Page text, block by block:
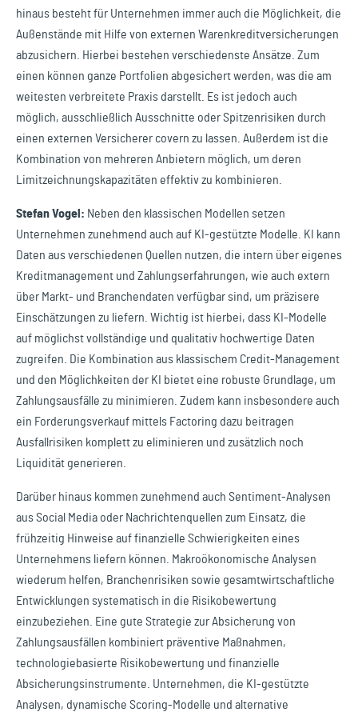
hinaus besteht für Unternehmen immer auch die Möglichkeit, die
Außenstände mit Hilfe von externen Warenkreditversicherungen
abzusichern. Hierbei bestehen verschiedenste Ansätze. Zum
einen können ganze Portfolien abgesichert werden, was die am
weitesten verbreitete Praxis darstellt. Es ist jedoch auch
möglich, ausschließlich Ausschnitte oder Spitzenrisiken durch
einen externen Versicherer covern zu lassen. Außerdem ist die
Kombination von mehreren Anbietern möglich, um deren
Limitzeichnungskapazitäten effektiv zu kombinieren.
Stefan Vogel: Neben den klassischen Modellen setzen
Unternehmen zunehmend auch auf KI-gestützte Modelle. KI kann
Daten aus verschiedenen Quellen nutzen, die intern über eigenes
Kreditmanagement und Zahlungserfahrungen, wie auch extern
über Markt- und Branchendaten verfügbar sind, um präzisere
Einschätzungen zu liefern. Wichtig ist hierbei, dass KI-Modelle
auf möglichst vollständige und qualitativ hochwertige Daten
zugreifen. Die Kombination aus klassischem Credit-Management
und den Möglichkeiten der KI bietet eine robuste Grundlage, um
Zahlungsausfälle zu minimieren. Zudem kann insbesondere auch
ein Forderungsverkauf mittels Factoring dazu beitragen
Ausfallrisiken komplett zu eliminieren und zusätzlich noch
Liquidität generieren.
Darüber hinaus kommen zunehmend auch Sentiment-Analysen
aus Social Media oder Nachrichtenquellen zum Einsatz, die
frühzeitig Hinweise auf finanzielle Schwierigkeiten eines
Unternehmens liefern können. Makroökonomische Analysen
wiederum helfen, Branchenrisiken sowie gesamtwirtschaftliche
Entwicklungen systematisch in die Risikobewertung
einzubeziehen. Eine gute Strategie zur Absicherung von
Zahlungsausfällen kombiniert präventive Maßnahmen,
technologiebasierte Risikobewertung und finanzielle
Absicherungsinstrumente. Unternehmen, die KI-gestützte
Analysen, dynamische Scoring-Modelle und alternative